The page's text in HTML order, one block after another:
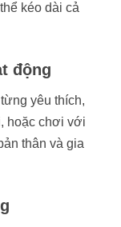
kéo dài cả
động
yêu thích,
hoặc chơi với
thân và gia